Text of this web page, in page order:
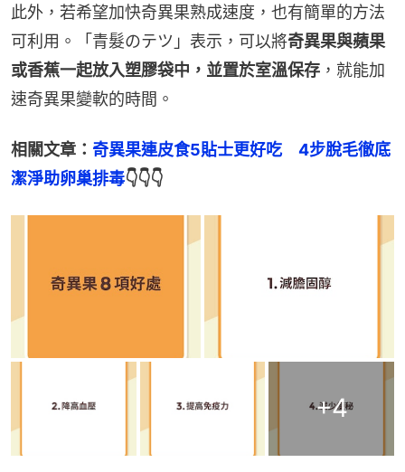
此外，若希望加快奇異果熟成速度，也有簡單的方法
可利用。「青髮のテツ」表示，可以將奇異果與蘋果
或香蕉一起放入塑膠袋中，並置於室溫保存 ，就能加
速奇異果變軟的時間。
相關文章： 奇異果連皮食5貼士更好吃　4步脫毛徹底
潔淨助卵巢排毒👇👇👇
+4